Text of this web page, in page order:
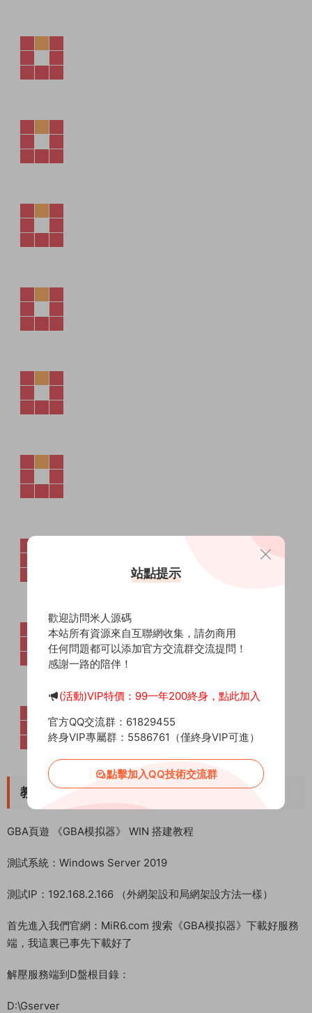
教程介紹
GBA頁遊 《GBA模拟器》 WIN 搭建教程
測試系統：Windows Server 2019
測試IP：192.168.2.166 （外網架設和局網架設方法一樣）
首先進入我們官網：MiR6.com 搜索《GBA模拟器》下載好服務
端，我這裏已事先下載好了
解壓服務端到D盤根目錄：
D:\Gserver
站點提示
歡迎訪問米人源碼
本站所有資源來自互聯網收集，請勿商用
任何問題都可以添加官方交流群交流提問！
感謝一路的陪伴！
(活動)VIP特價：99一年200終身，點此加入
官方QQ交流群：61829455
終身VIP專屬群：5586761（僅終身VIP可進）
點擊加入QQ技術交流群